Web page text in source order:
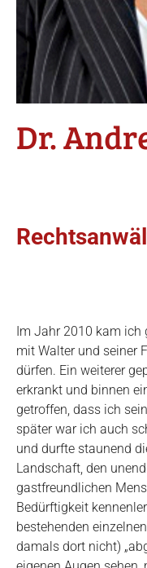
Dr.
Im Jahr 2010 kam
mit Walter und seiner
dürfen. Ein weiterer
erkrankt und binnen
getroffen, dass ich
später war ich auch
und durfte staunend
Landschaft, den
gastfreundlichen
Bedürftigkeit
bestehenden
damals dort nicht)